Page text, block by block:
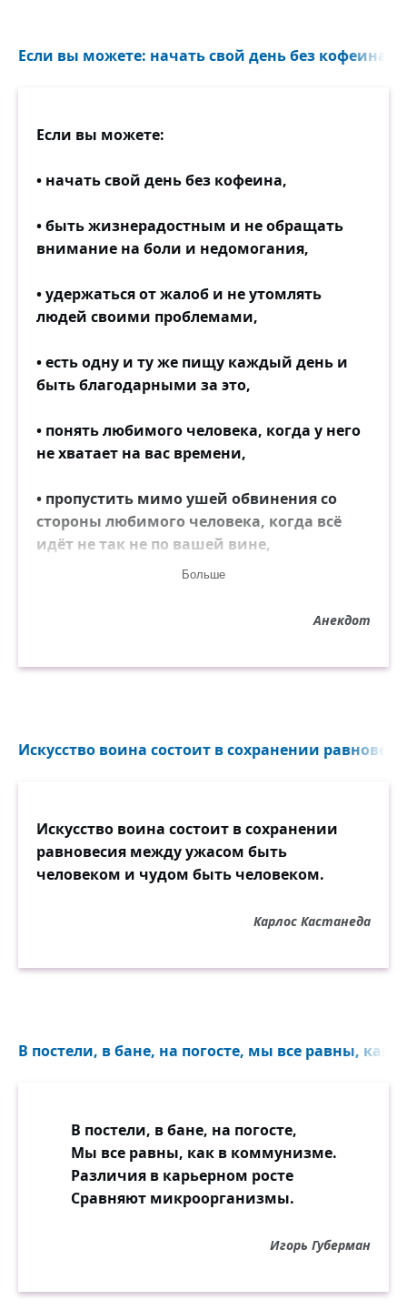
Если вы можете: начать свой день без кофеина,
Если вы можете:
• начать свой день без кофеина,
• быть жизнерадостным и не обращать
внимание на боли и недомогания,
• удержаться от жалоб и не утомлять
людей своими проблемами,
• есть одну и ту же пищу каждый день и
быть благодарными за это,
• понять любимого человека, когда у него
не хватает на вас времени,
• пропустить мимо ушей обвинения со
стороны любимого человека, когда всё
идёт не так не по вашей вине,
• бороться со стрессом без лекарств,
• заснуть без таблеток,
• искренне сказать, что у вас нет
религиозных убеждений, сексуальной
Больше
Анекдот
Искусство воина состоит в сохранении
Искусство воина состоит в сохранении
равновесия между ужасом быть
человеком и чудом быть человеком.
Карлос Кастанеда
В постели, в бане, на погосте, мы все равны, как
В постели, в бане, на погосте,
Мы все равны, как в коммунизме.
Различия в карьерном росте
Сравняют микроорганизмы.
Игорь Губерман